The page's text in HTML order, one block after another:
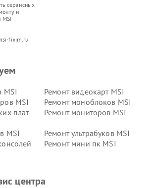
сервисных
и
MSI
fixim.ru
MSI
Ремонт видеокарт MSI
MSI
Ремонт моноблоков MSI
плат
Ремонт мониторов MSI
MSI
Ремонт ультрабуков MSI
Ремонт мини пк MSI
центра